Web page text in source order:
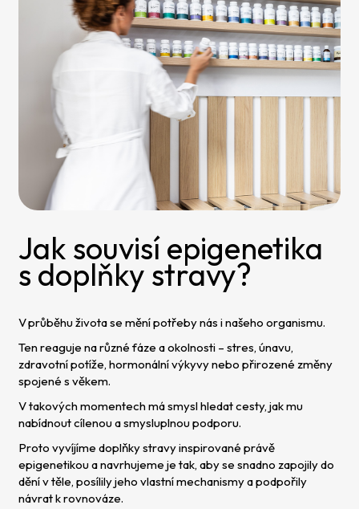
Jak souvisí epigenetika
s doplňky stravy?
V průběhu života se mění potřeby nás i našeho organismu.
Ten reaguje na různé fáze a okolnosti – stres, únavu,
zdravotní potíže, hormonální výkyvy nebo přirozené změny
spojené s věkem.
V takových momentech má smysl hledat cesty, jak mu
nabídnout cílenou a smysluplnou podporu.
Proto vyvíjíme doplňky stravy inspirované právě
epigenetikou a navrhujeme je tak, aby se snadno zapojily do
dění v těle, posílily jeho vlastní mechanismy a podpořily
návrat k rovnováze.